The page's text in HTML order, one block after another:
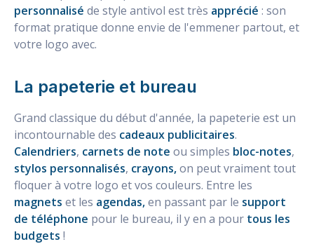
personnalisé de style antivol est très apprécié : son
format pratique donne envie de l'emmener partout, et
votre logo avec.
La papeterie et bureau
Grand classique du début d'année, la papeterie est un
incontournable des cadeaux publicitaires.
Calendriers, carnets de note ou simples bloc-notes,
stylos personnalisés, crayons,on peut vraiment tout
floquer à votre logo et vos couleurs. Entre les
magnets et les agendas,en passant par le support
de téléphone pour le bureau, il y en a pour tous les
budgets !